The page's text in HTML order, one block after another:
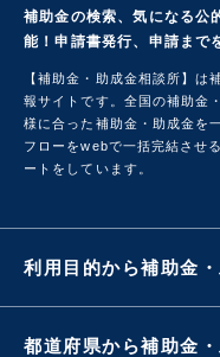
補助金の検索、気になる公
能！申請書発行、申請まで
【補助金・助成金相談所】は
報サイトです。 全国の補助金
様に合った補助金・助成金を
フローをwebで一括完結させ
ートをしています。
利用目的から補助金
都道府県から補助金